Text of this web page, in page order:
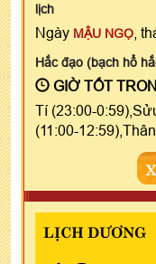
lịch
Ngày MẬU NGỌ ,
Hắc đạo (bạch hổ
GIỜ TỐT
Tí (23:00-
(11:00-
LỊCH DƯƠNG